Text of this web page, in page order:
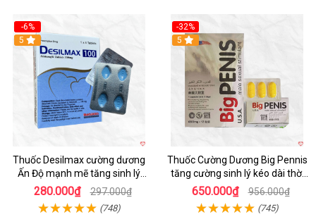
-6%
5
Thuốc Desilmax cường dương
Ấn Độ mạnh mẽ tăng sinh lý
nhanh
280.000₫ 297.000₫
(748)
-32%
5
Thuốc Cường Dương Big Pennis
tăng cường sinh lý kéo dài thời
gian
650.000₫ 956.000₫
(745)